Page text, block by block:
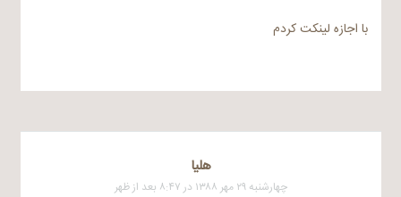
با اجازه لینکت کردم
هلیا
چهارشنبه ۲۹ مهر ۱۳۸۸ در ۸:۴۷ بعد از ظهر